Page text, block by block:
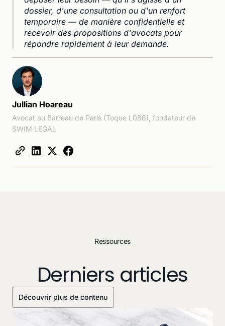
dossier, d'une consultation ou d'un renfort
temporaire — de manière confidentielle et
recevoir des propositions d'avocats pour
répondre rapidement à leur demande.
Jullian Hoareau
Avocat au Barreau de Paris (Toque L086), fondateur de
SWIM LEGAL
Ressources
Derniers articles
Découvrir plus de contenu